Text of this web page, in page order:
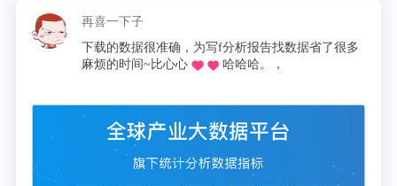
融资事件主要集中于素质教育领域，共计12起，在所
有投融资事件中占比超过34%，此后， 4月、5月、6
月、7月以及12月素质教育赛道投融资事件数量都牢
据5起，在全年已披露金额的投融资事件中，过亿大
额融资超过3起。所以整体上看，少儿编程赛道热度
再喜一下子
下载的数据很准确，为写f分析报告找数据省了很多
麻烦的时间~比心心
哈哈哈。，